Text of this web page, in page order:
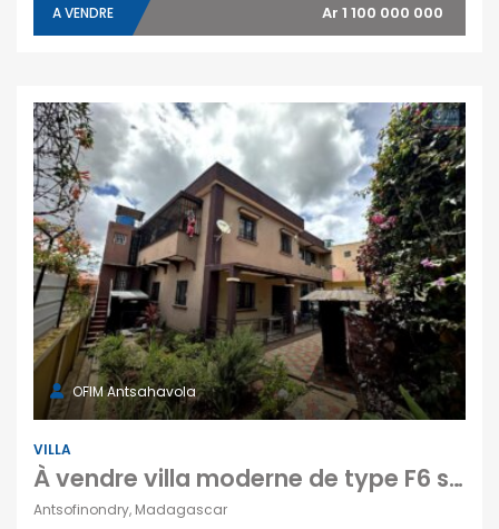
A VENDRE Ar 1 100 000 000
OFIM Antsahavola
VILLA
À vendre villa moderne de type F6 située dans un endroit calme à Antsofinondry
Antsofinondry, Madagascar